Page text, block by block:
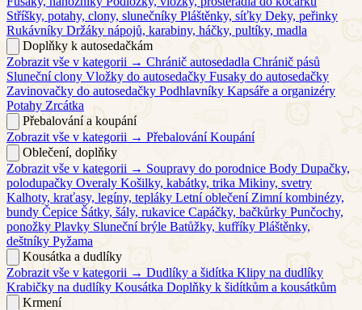
Stříšky, potahy, clony, slunečníky Pláštěnky, síťky Deky, peřinky
Rukávníky Držáky nápojů, karabiny, háčky, pultíky, madla
Doplňky k autosedačkám
Zobrazit vše v kategorii → Chránič autosedadla Chránič pásů
Sluneční clony Vložky do autosedačky Fusaky do autosedačky
Zavinovačky do autosedačky Podhlavníky Kapsáře a organizéry
Potahy Zrcátka
Přebalování a koupání
Zobrazit vše v kategorii → Přebalování Koupání
Oblečení, doplňky
Zobrazit vše v kategorii → Soupravy do porodnice Body Dupačky,
polodupačky Overaly Košilky, kabátky, trika Mikiny, svetry
Kalhoty, kraťasy, legíny, tepláky Letní oblečení Zimní kombinézy,
bundy Čepice Šátky, šály, rukavice Capáčky, bačkůrky Punčochy,
ponožky Plavky Sluneční brýle Batůžky, kufříky Pláštěnky,
deštníky Pyžama
Kousátka a dudlíky
Zobrazit vše v kategorii → Dudlíky a šidítka Klipy na dudlíky
Krabičky na dudlíky Kousátka Doplňky k šidítkům a kousátkům
Krmení